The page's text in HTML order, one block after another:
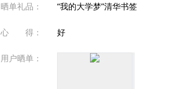
晒单礼品： “我的大学梦”清华书签
心 得： 好
用户晒单：